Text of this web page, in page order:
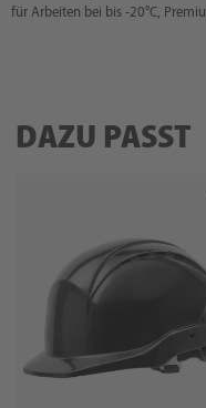
für Arbeiten bei bis -20°C,
DAZU PASST